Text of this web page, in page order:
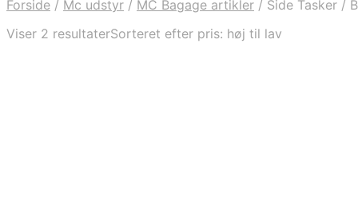
Forside / Mc udstyr / MC Bagage artikler / Side Tasker /
Viser 2 resultaterSorteret efter pris: høj til lav